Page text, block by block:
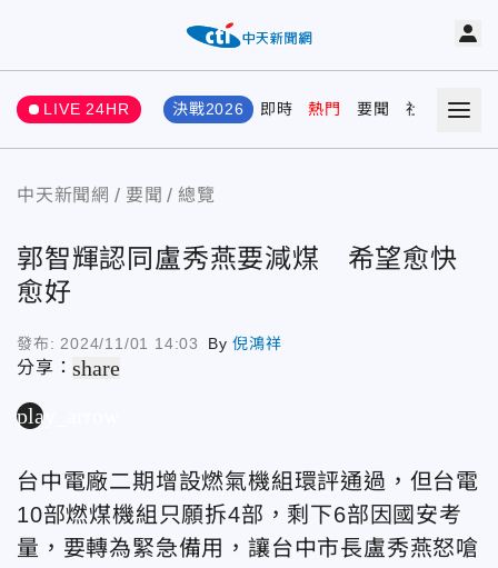
LIVE 24HR 決戰2026 即時 熱門 要聞 社會 娛樂
中天新聞網 要聞 總覽
郭智輝認同盧秀燕要減煤 希望愈快
愈好
發布: 2024/11/01 14:03 By倪鴻祥
分享：share
play_arrow
台中電廠二期增設燃氣機組環評通過，但台電
10部燃煤機組只願拆4部，剩下6部因國安考
量，要轉為緊急備用，讓台中市長盧秀燕怒嗆